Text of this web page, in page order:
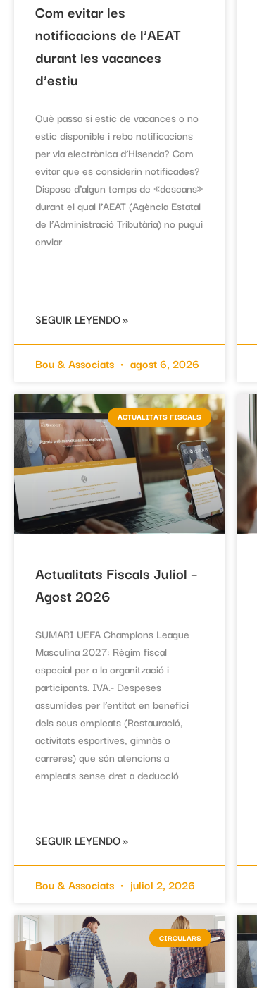
Com evitar les
notificacions de l’AEAT
durant les vacances
d’estiu
Què passa si estic de vacances o no
estic disponible i rebo notificacions
per via electrònica d’Hisenda? Com
evitar que es considerin notificades?
Disposo d’algun temps de «descans»
durant el qual l’AEAT (Agència Estatal
de l’Administració Tributària) no pugui
enviar
SEGUIR LEYENDO »
Bou & Associats agost 6, 2026
ACTUALITATS FISCALS
Actualitats Fiscals Juliol –
Agost 2026
SUMARI UEFA Champions League
Masculina 2027: Règim fiscal
especial per a la organització i
participants. IVA.- Despeses
assumides per l’entitat en benefici
dels seus empleats (Restauració,
activitats esportives, gimnàs o
carreres) que són atencions a
empleats sense dret a deducció
SEGUIR LEYENDO »
Bou & Associats juliol 2, 2026
CIRCULARS